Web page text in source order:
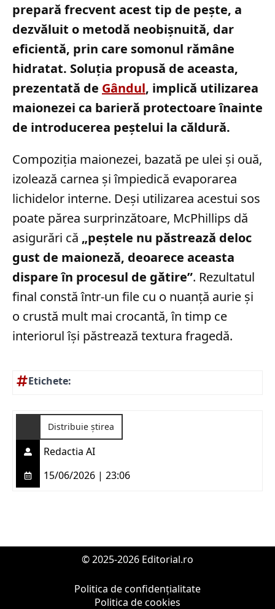
prepară frecvent acest tip de pește, a
dezvăluit o metodă neobișnuită, dar
eficientă, prin care somonul rămâne
hidratat. Soluția propusă de aceasta,
prezentată de Gândul, implică utilizarea
maionezei ca barieră protectoare înainte
de introducerea peștelui la căldură.
Compoziția maionezei, bazată pe ulei și ouă,
izolează carnea și împiedică evaporarea
lichidelor interne. Deși utilizarea acestui sos
poate părea surprinzătoare, McPhillips dă
asigurări că „peștele nu păstrează deloc
gust de maioneză, deoarece aceasta
dispare în procesul de gătire”. Rezultatul
final constă într-un file cu o nuanță aurie și
o crustă mult mai crocantă, în timp ce
interiorul își păstrează textura fragedă.
Etichete:
Distribuie știrea
Redactia AI
15/06/2026 | 23:06
© 2025-2026 Editorial.ro
Politica de confidențialitate
Politica de cookies